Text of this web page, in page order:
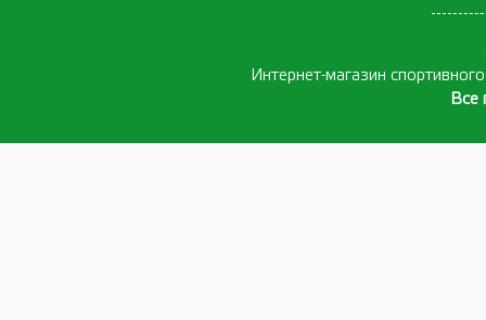
Интернет-магазин
Все